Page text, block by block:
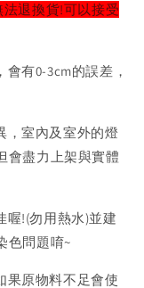
法退換貨!可以接受
有0-3cm的誤差，
室內及室外的燈
會盡力上架與實體
!(勿用熱水)並建
色問題唷~
原物料不足會使